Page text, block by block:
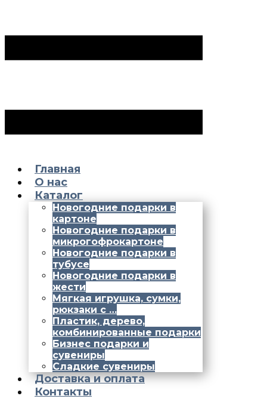
Главная
О нас
Каталог
Новогодние подарки в
картоне
Новогодние подарки в
микрогофрокартоне
Новогодние подарки в
тубусе
Новогодние подарки в
жести
Мягкая игрушка, сумки,
рюкзаки с …
Пластик, дерево,
комбинированные подарки
Бизнес подарки и
сувениры
Сладкие сувениры
Доставка и оплата
Контакты